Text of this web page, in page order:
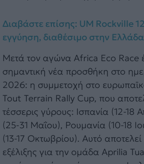
Διαβάστε επίσης: UM Rockville
εγγύηση, διαθέσιμο στην
Μετά τον αγώνα Africa Eco Race
σημαντική νέα προσθήκη στο
2026: η συμμετοχή στο
Tout Terrain Rally Cup, που
τέσσερις γύρους: Ισπανία (12-18
(25-31 Μαΐου), Ρουμανία (10-18
(13-17 Οκτωβρίου). Αυτό
εξέλιξης για την ομάδα Aprilia